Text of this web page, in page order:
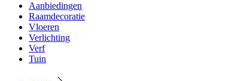
Aanbiedingen
Raamdecoratie
Vloeren
Verlichting
Verf
Tuin